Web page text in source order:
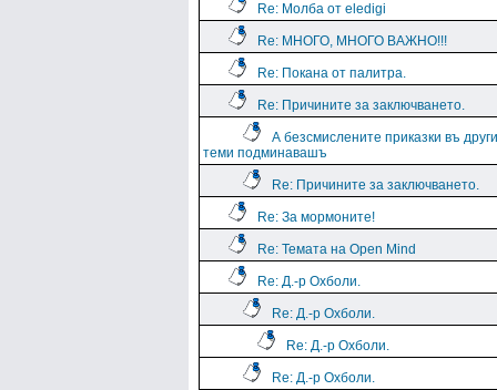
Re: Молба от eledigi
Re: МНОГО, МНОГО ВАЖНО!!!
Re: Покана от палитра.
Re: Причините за заключването.
А безсмислените приказки въ други
теми подминавашъ
Re: Причините за заключването.
Re: За мормоните!
Re: Темата на Open Mind
Re: Д.-р Охболи.
Re: Д.-р Охболи.
Re: Д.-р Охболи.
Re: Д.-р Охболи.